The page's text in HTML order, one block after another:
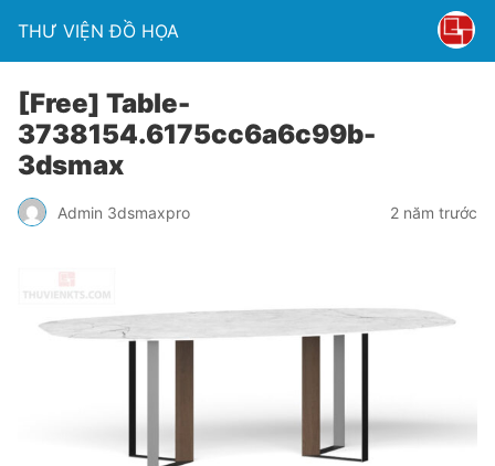
THƯ VIỆN ĐỒ HỌA
[Free] Table-
3738154.6175cc6a6c99b-
3dsmax
Admin 3dsmaxpro 2 năm trước